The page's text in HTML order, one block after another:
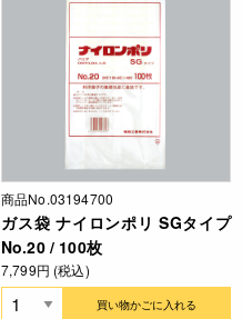
商品No.03194700
ガス袋 ナイロンポリ SGタイプ
No.20 / 100枚
7,799円 (税込)
買い物かごに入れる